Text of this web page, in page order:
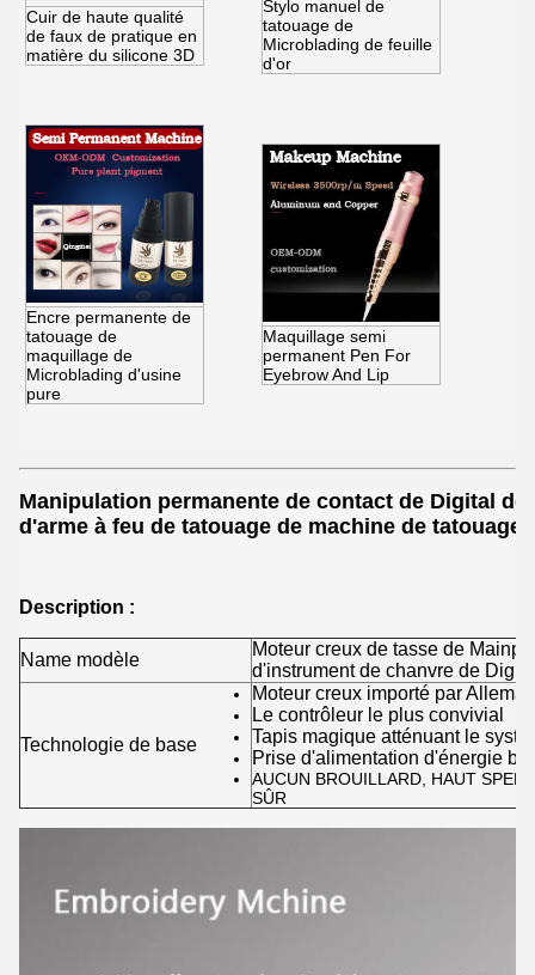
Cuir de haute qualité
de faux de pratique en
matière du silicone 3D
Stylo manuel de
tatouage de
Microblading de feuille
d'or
Encre permanente de
tatouage de
maquillage de
Microblading d'usine
pure
Maquillage semi
permanent Pen For
Eyebrow And Lip
Manipulation permanente de contact de Digital
d'arme à feu de tatouage de machine de tatouage
Description :
Name modèle
Moteur creux de tasse de
d'instrument de chanvre de
Technologie de base
Moteur creux importé par
Le contrôleur le plus convivial
Tapis magique atténuant le
Prise d'alimentation d'énergie
AUCUN BROUILLARD, HAUT
SÛR